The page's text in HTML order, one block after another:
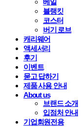
베일
블랭킷
코스터
버기 로브
캐리웨어
액세서리
후기
이벤트
묻고 답하기
제품 사용 안내
About us
브랜드 소개
입점처 안내
기업회원전용